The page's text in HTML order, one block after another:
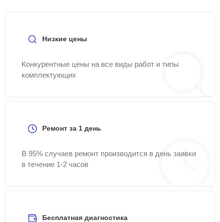
Низкие цены
Конкурентные цены на все виды работ и типы
комплектующих
Ремонт за 1 день
В 95% случаев ремонт производится в день заявки
в течение 1-2 часов
Бесплатная диагностика